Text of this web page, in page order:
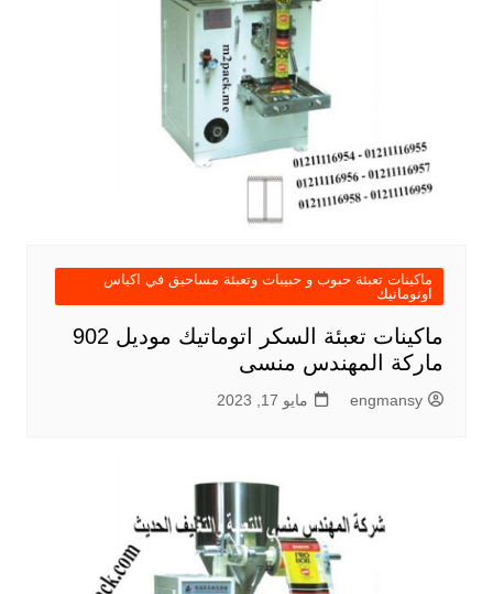
ماكينات تعبئة حبوب و حبيبات وتعبئة مساحيق في اكياس
اوتوماتيك
ماكينات تعبئة السكر اتوماتيك موديل 902
ماركة المهندس منسى
engmansy مايو 17, 2023